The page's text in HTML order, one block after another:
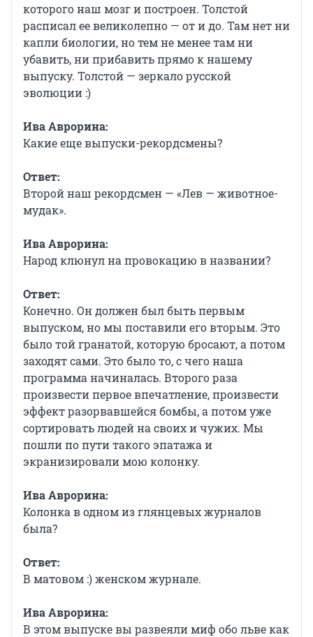
которого наш мозг и построен. Толстой
расписал ее великолепно — от и до. Там нет ни
капли биологии, но тем не менее там ни
убавить, ни прибавить прямо к нашему
выпуску. Толстой — зеркало русской
эволюции :)
Ива Аврорина:
Какие еще выпуски-рекордсмены?
Ответ:
Второй наш рекордсмен — «Лев — животное-
мудак».
Ива Аврорина:
Народ клюнул на провокацию в названии?
Ответ:
Конечно. Он должен был быть первым
выпуском, но мы поставили его вторым. Это
было той гранатой, которую бросают, а потом
заходят сами. Это было то, с чего наша
программа начиналась. Второго раза
произвести первое впечатление, произвести
эффект разорвавшейся бомбы, а потом уже
сортировать людей на своих и чужих. Мы
пошли по пути такого эпатажа и
экранизировали мою колонку.
Ива Аврорина:
Колонка в одном из глянцевых журналов
была?
Ответ:
В матовом :) женском журнале.
Ива Аврорина:
В этом выпуске вы развеяли миф обо льве как